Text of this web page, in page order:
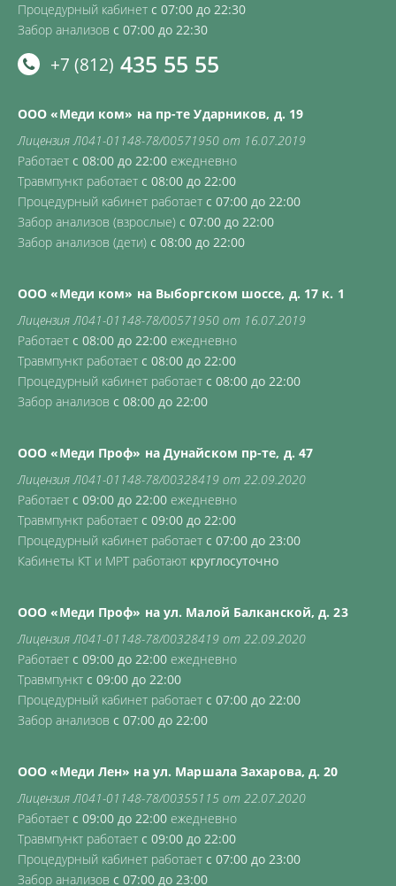
Процедурный кабинет с 07:00 до 22:30
Забор анализов с 07:00 до 22:30
+7 (812) 435 55 55
ООО «Меди ком» на пр-те Ударников, д. 19
Лицензия Л041-01148-78/00571950 от 16.07.2019
Работает с 08:00 до 22:00 ежедневно
Травмпункт работает с 08:00 до 22:00
Процедурный кабинет работает с 07:00 до 22:00
Забор анализов (взрослые) с 07:00 до 22:00
Забор анализов (дети) с 08:00 до 22:00
ООО «Меди ком» на Выборгском шоссе, д. 17 к. 1
Лицензия Л041-01148-78/00571950 от 16.07.2019
Работает с 08:00 до 22:00 ежедневно
Травмпункт работает с 08:00 до 22:00
Процедурный кабинет работает с 08:00 до 22:00
Забор анализов с 08:00 до 22:00
ООО «Меди Проф» на Дунайском пр-те, д. 47
Лицензия Л041-01148-78/00328419 от 22.09.2020
Работает с 09:00 до 22:00 ежедневно
Травмпункт работает с 09:00 до 22:00
Процедурный кабинет работает с 07:00 до 23:00
Кабинеты КТ и МРТ работают круглосуточно
ООО «Меди Проф» на ул. Малой Балканской, д. 23
Лицензия Л041-01148-78/00328419 от 22.09.2020
Работает с 09:00 до 22:00 ежедневно
Травмпункт с 09:00 до 22:00
Процедурный кабинет работает с 07:00 до 22:00
Забор анализов с 07:00 до 22:00
ООО «Меди Лен» на ул. Маршала Захарова, д. 20
Лицензия Л041-01148-78/00355115 от 22.07.2020
Работает с 09:00 до 22:00 ежедневно
Травмпункт работает с 09:00 до 22:00
Процедурный кабинет работает с 07:00 до 23:00
Забор анализов с 07:00 до 23:00